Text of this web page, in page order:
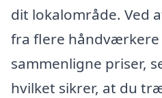
dit lokalområde. Ved
fra flere håndværkere
sammenligne priser,
hvilket sikrer, at du